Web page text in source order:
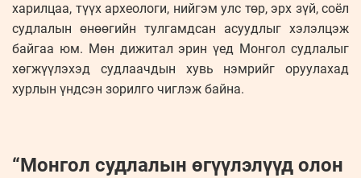
харилцаа, түүх археологи, нийгэм улс төр, эрх зүй, соёл
судлалын өнөөгийн тулгамдсан асуудлыг хэлэлцэж
байгаа юм. Мөн дижитал эрин үед Монгол судлалыг
хөгжүүлэхэд судлаачдын хувь нэмрийг оруулахад
хурлын үндсэн зорилго чиглэж байна.
“Монгол судлалын өгүүлэлүүд олон